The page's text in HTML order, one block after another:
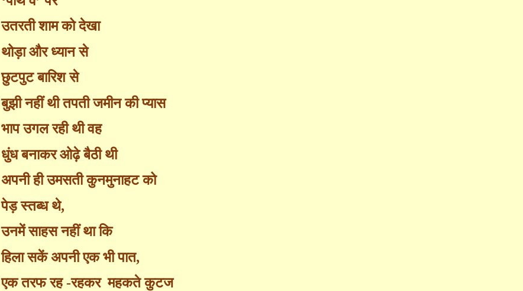
उतरती शाम को देखा
थोड़ा और ध्यान से
छुटपुट बारिश से
बुझी नहीं थी तपती जमीन की प्यास
भाप उगल रही थी वह
धुंध बनाकर ओढ़े बैठी थी
अपनी ही उमसती कुनमुनाहट को
पेड़ स्तब्ध थे,
उनमें साहस नहीं था कि
हिला सकें अपनी एक भी पात,
एक तरफ रह-रहकर महकते कुटज